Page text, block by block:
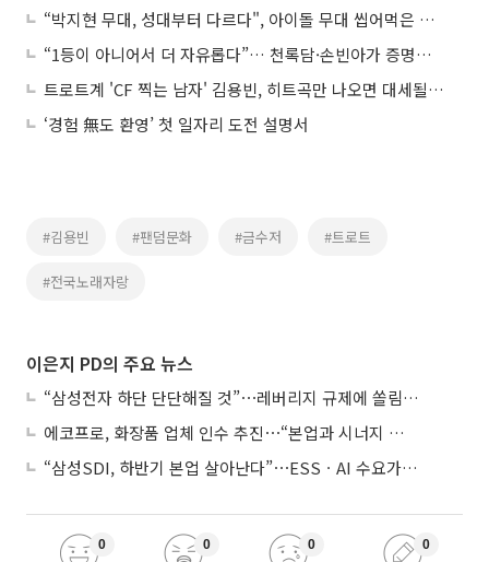
“박지현 무대, 성대부터 다르다", 아이돌 무대 씹어먹은 트롯 퍼포머
“1등이 아니어서 더 자유롭다”… 천록담·손빈아가 증명하는 트로트
트로트계 'CF 찍는 남자' 김용빈, 히트곡만 나오면 대세될까?
‘경험 無도 환영’ 첫 일자리 도전 설명서
#김용빈 #팬덤문화 #금수저 #트로트
#전국노래자랑
이은지 PD의 주요 뉴스
“삼성전자 하단 단단해질 것”⋯레버리지 규제에 쏠림 완화
에코프로, 화장품 업체 인수 추진⋯“본업과 시너지 부족”
“삼성SDI, 하반기 본업 살아난다”⋯ESSㆍAI 수요가 견인
0 0 0 0